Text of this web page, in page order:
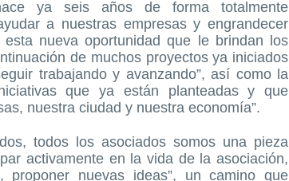
ya seis años de forma totalmente
a nuestras empresas y engrandecer
nueva oportunidad que le brindan los
de muchos proyectos ya iniciados
trabajando y avanzando”, así como la
que ya están planteadas y que
nuestra ciudad y nuestra economía”.
todos los asociados somos una pieza
activamente en la vida de la asociación,
nuevas ideas”, un camino que